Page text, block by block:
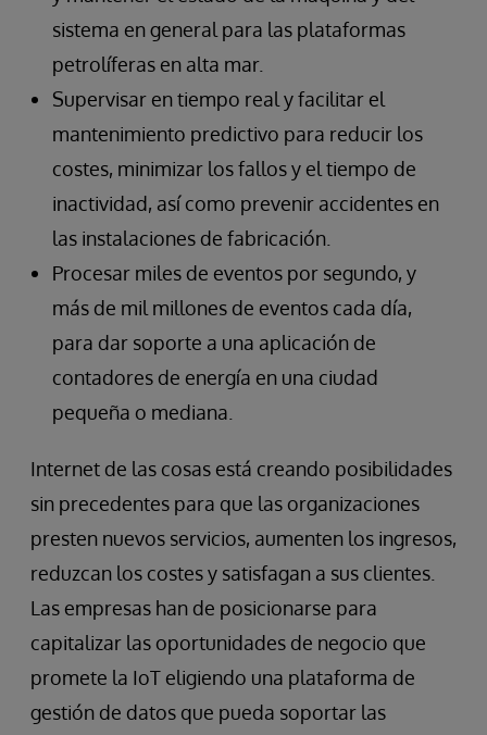
sistema en general para las plataformas
petrolíferas en alta mar.
Supervisar en tiempo real y facilitar el
mantenimiento predictivo para reducir los
costes, minimizar los fallos y el tiempo de
inactividad, así como prevenir accidentes en
las instalaciones de fabricación.
Procesar miles de eventos por segundo, y
más de mil millones de eventos cada día,
para dar soporte a una aplicación de
contadores de energía en una ciudad
pequeña o mediana.
Internet de las cosas está creando posibilidades
sin precedentes para que las organizaciones
presten nuevos servicios, aumenten los ingresos,
reduzcan los costes y satisfagan a sus clientes.
Las empresas han de posicionarse para
capitalizar las oportunidades de negocio que
promete la IoT eligiendo una plataforma de
gestión de datos que pueda soportar las